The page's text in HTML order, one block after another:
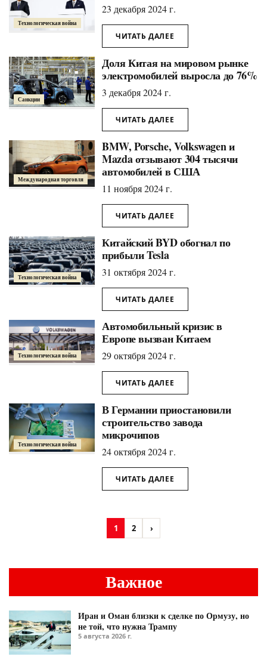
Технологическая война
23 декабря 2024 г.
ЧИТАТЬ ДАЛЕЕ
Санкции
Доля Китая на мировом рынке
электромобилей выросла до 76%
3 декабря 2024 г.
ЧИТАТЬ ДАЛЕЕ
Международная торговля
BMW, Porsche, Volkswagen и
Mazda отзывают 304 тысячи
автомобилей в США
11 ноября 2024 г.
ЧИТАТЬ ДАЛЕЕ
Технологическая война
Китайский BYD обогнал по
прибыли Tesla
31 октября 2024 г.
ЧИТАТЬ ДАЛЕЕ
Технологическая война
Автомобильный кризис в
Европе вызван Китаем
29 октября 2024 г.
ЧИТАТЬ ДАЛЕЕ
Технологическая война
В Германии приостановили
строительство завода
микрочипов
24 октября 2024 г.
ЧИТАТЬ ДАЛЕЕ
1 2 ›
Важное
Иран и Оман близки к сделке по Ормузу, но
не той, что нужна Трампу
5 августа 2026 г.